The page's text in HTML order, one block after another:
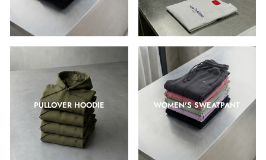
PULLOVER HOODIE WOMEN'S SWEATPANT